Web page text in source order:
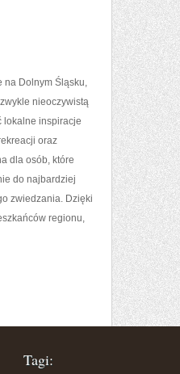
na Dolnym Śląsku,
nieoczywistą
lokalne inspiracje
oraz
dla osób, które
do najbardziej
zwiedzania. Dzięki
regionu,
Tagi: